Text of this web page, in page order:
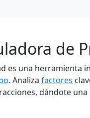
de
es una herramienta
. Analiza factores
dándote